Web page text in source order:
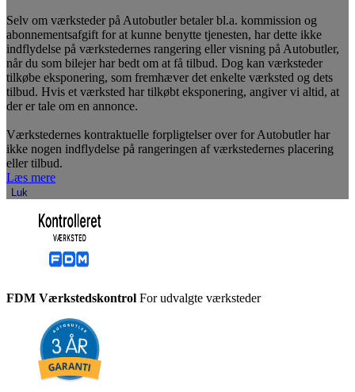
Selv om værksteder på Autobutler betaler bl.a. kommission og
abonnementsafgift for at kunne benytte tjenesten, har dette ikke
indflydelse på værkstedernes rangering eller visning på Autobutler,
når du som bilejer har bedt om at få tilbud. Dog kan værksteder
tilkøbe eksponering, som fremhæver det enkelte værksted og dets
tilbud. Hvis et værksted har tilkøbt eksponering, angiver vi altid, at
der er tale om en annonce.
Værkstedernes kontraktuelle forpligtelser over for Autobutler har
ikke nogen indflydelse på rangeringen af værkstedernes placering
eller tilbud.
Læs mere
Luk
FDM Værkstedskontrol For udvalgte værksteder